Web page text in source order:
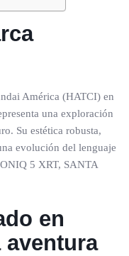
América (HATCI) en
una exploración
Su estética robusta,
evolución del lenguaje
5 XRT, SANTA
en
aventura